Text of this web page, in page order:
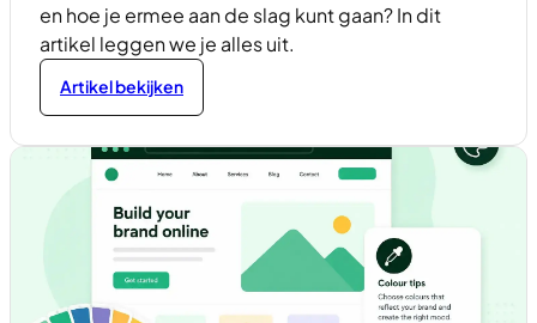
en hoe je ermee aan de slag kunt gaan? In dit
artikel leggen we je alles uit.
Artikel bekijken